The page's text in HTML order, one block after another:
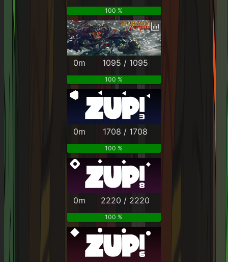
100 %
0m 1095 / 1095
100 %
0m 1708 / 1708
100 %
0m 2220 / 2220
100 %